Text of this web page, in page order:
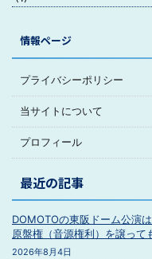
情報ページ
プライバシーポリシー
当サイトについて
プロフィール
最近の記事
DOMOTOの東阪ドーム公演
原盤権（音源権利）を譲って
2026年8月4日